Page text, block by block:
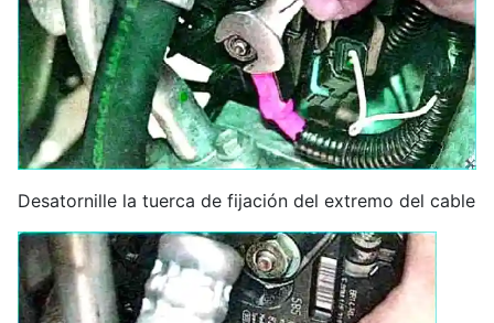
Desatornille la tuerca de fijación del extremo del cable